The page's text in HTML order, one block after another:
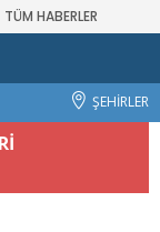
TÜM HABERLER
ŞEHİRLER